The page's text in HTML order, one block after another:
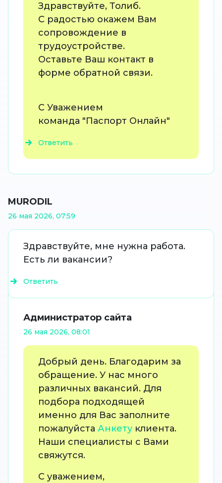
Здравствуйте, Толиб.
С радостью окажем Вам
сопровождение в
трудоустройстве.
Оставьте Ваш контакт в
форме обратной связи.
С Уважением
команда "Паспорт Онлайн"
Ответить
MURODIL
26 мая 2026, 07:59
Здравствуйте, мне нужна работа.
Есть ли вакансии?
Ответить
Администратор сайта
26 мая 2026, 08:01
Добрый день. Благодарим за
обращение. У нас много
различных вакансий. Для
подбора подходящей
именно для Вас заполните
пожалуйста Анкету клиента.
Наши специалисты с Вами
свяжутся.
С уважением,